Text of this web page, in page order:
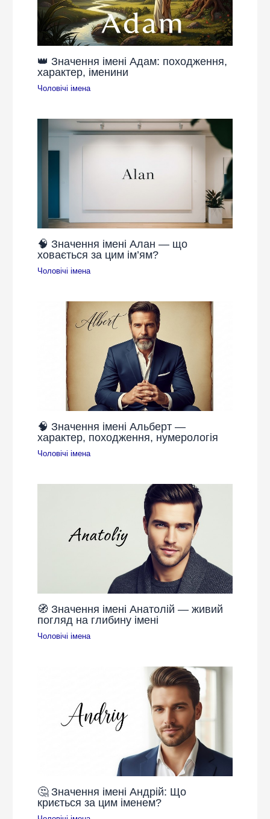
👑 Значення імені Адам: походження,
характер, іменини
Чоловічі імена
🧠 Значення імені Алан — що
ховається за цим ім’ям?
Чоловічі імена
🧠 Значення імені Альберт —
характер, походження, нумерологія
Чоловічі імена
🧭 Значення імені Анатолій — живий
погляд на глибину імені
Чоловічі імена
🤔 Значення імені Андрій: Що
криється за цим іменем?